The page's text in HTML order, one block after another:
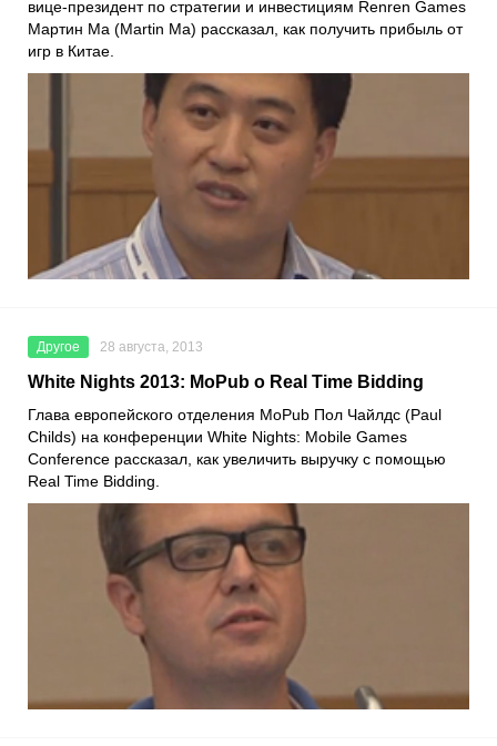
вице-президент по стратегии и инвестициям Renren Games
Мартин Ма (Martin Ma) рассказал, как получить прибыль от
игр в Китае.
Другое 28 августа, 2013
White Nights 2013: MoPub о Real Time Bidding
Глава европейского отделения MoPub Пол Чайлдс (Paul
Childs) на конференции White Nights: Mobile Games
Conference рассказал, как увеличить выручку с помощью
Real Time Bidding.